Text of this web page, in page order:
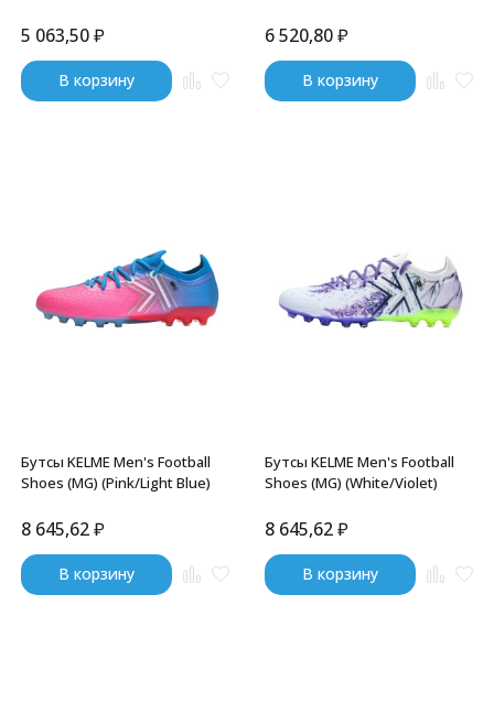
5 063,50₽
В корзину
6 520,80₽
В корзину
Бутсы KELME Men's Football
Shoes (MG) (Pink/Light Blue)
8 645,62₽
В корзину
Бутсы KELME Men's Football
Shoes (MG) (White/Violet)
8 645,62₽
В корзину